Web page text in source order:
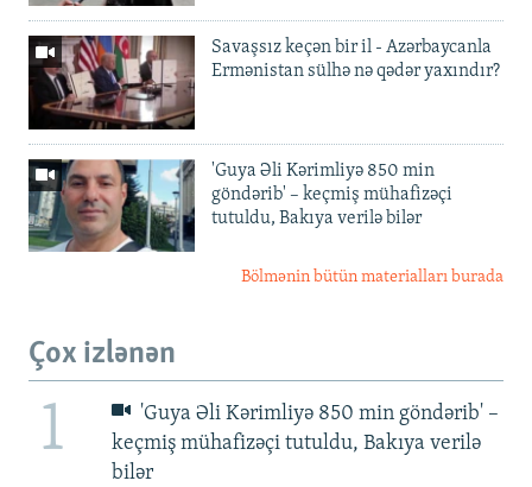
Savaşsız keçən bir il - Azərbaycanla
Ermənistan sülhə nə qədər yaxındır?
'Guya Əli Kərimliyə 850 min
göndərib' – keçmiş mühafizəçi
tutuldu, Bakıya verilə bilər
Bölmənin bütün materialları burada
Çox izlənən
1
'Guya Əli Kərimliyə 850 min göndərib' –
keçmiş mühafizəçi tutuldu, Bakıya verilə
bilər